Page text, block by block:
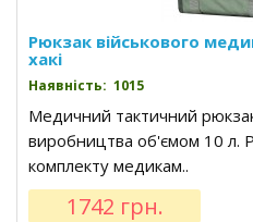
Рюкзак військового
хакі
Наявність: 1015
Медичний тактичний
виробництва об'ємом 10 л.
комплекту медикам..
1742 грн.